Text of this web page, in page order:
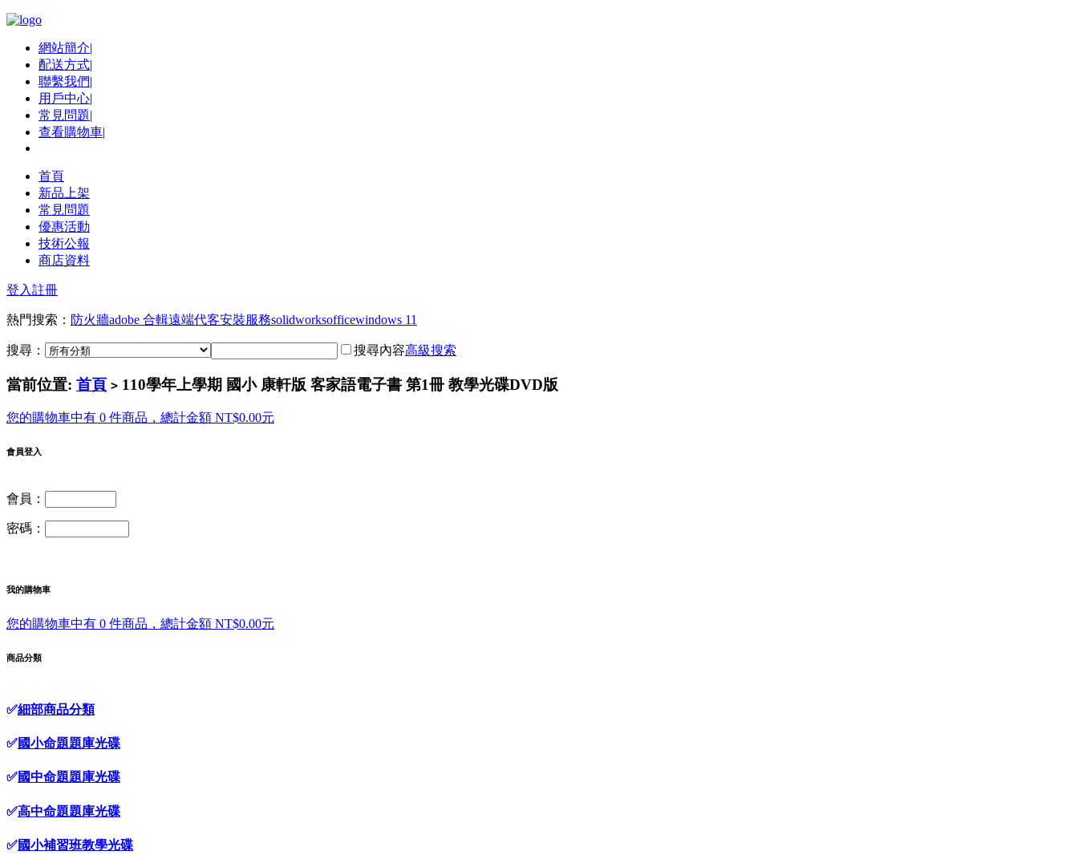
網站簡介|
配送方式|
聯繫我們|
用戶中心|
常見問題|
查看購物車|
首頁
新品上架
常見問題
優惠活動
技術公報
商店資料
登入註冊
熱門搜索： 防火牆adobe 合輯遠端代客安裝服務solidworksofficewindows 11
搜尋： 搜尋內容高級搜索
當前位置: 首頁 > 110學年上學期 國小 康軒版 客家語電子書 第1冊 教學光碟DVD版
您的購物車中有 0 件商品，總計金額 NT$0.00元
會員登入
會員：
密碼：
我的購物車
您的購物車中有 0 件商品，總計金額 NT$0.00元
商品分類
✅細部商品分類
✅國小命題題庫光碟
✅國中命題題庫光碟
✅高中命題題庫光碟
✅國小補習班教學光碟